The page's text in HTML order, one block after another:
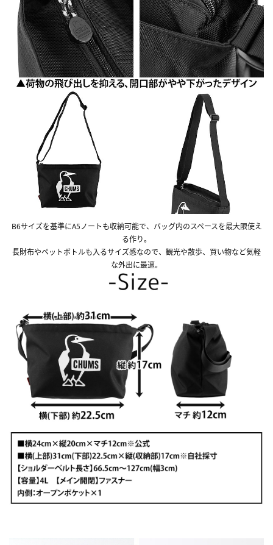
B6サイズを基準にA5ノートも収納可能で、バッグ内のスペースを最大限使え
る作り。
長財布やペットボトルも入るサイズ感なので、観光や散歩、買い物など気軽
な外出に最適。